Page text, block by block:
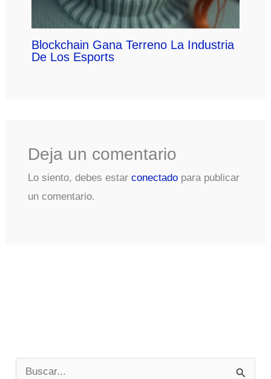
Blockchain Gana Terreno La Industria
De Los Esports
Deja un comentario
Lo siento, debes estar conectadopara publicar
un comentario.